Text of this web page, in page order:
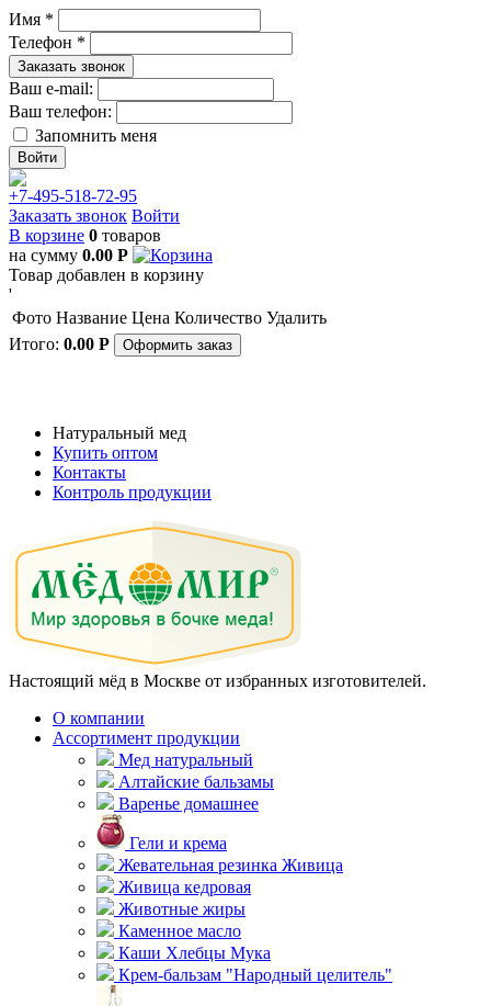
Имя *
Телефон *
Заказать звонок
Ваш e-mail:
Ваш телефон:
Запомнить меня
+7-495-518-72-95
Заказать звонок Войти
В корзине 0 товаров
на сумму 0.00 Р
Товар добавлен в корзину
'
Фото Название Цена Количество Удалить
Итого: 0.00 Р Оформить заказ
Натуральный мед
Купить оптом
Контакты
Контроль продукции
Настоящий мёд в Москве от избранных изготовителей.
О компании
Ассортимент продукции
Мед натуральный
Алтайские бальзамы
Варенье домашнее
Гели и крема
Жевательная резинка Живица
Живица кедровая
Животные жиры
Каменное масло
Каши Хлебцы Мука
Крем-бальзам "Народный целитель"